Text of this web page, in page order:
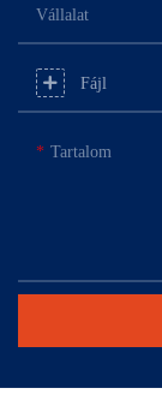
Vállalat
Fájl
Tartalom